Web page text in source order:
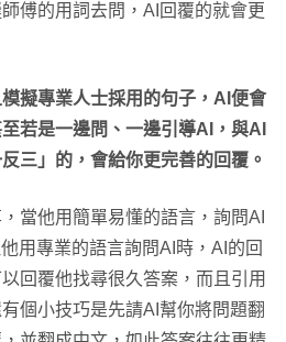
傅的用詞去問，AI回覆的就會更
擬專業人士採用的句子，AI便會
若是一邊問、一邊引導AI，與AI
三」的，會給你更完善的回覆。
當他用簡單易懂的語言，詢問AI
用專業的語言詢問AI時，AI的回
回覆他找尋很久答案，而且引用
個小技巧是先請AI幫你將問題翻